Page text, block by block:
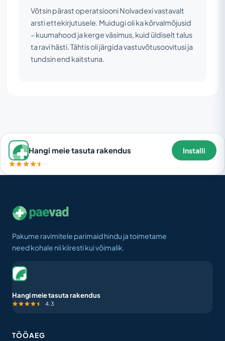
Võtsin pärast operatsiooni Nolvadexi vastavalt
arsti ettekirjutusele. Muidugi oli ka kõrvalmõjusid
– kuumahood ja kerge väsimus, kuid üldiselt talus
ta ravi hästi. Tähtis oli järgida vastuvõtusoovitusi ja
tundsin end kaitstuna.
Hangi meie tasuta rakendus Installi
Pakume ravimitele parimaid hindu ja toimetame
need kohale nii kiiresti kui võimalik.
Hangi meie tasuta rakendus
4.3
TÖÖAEG